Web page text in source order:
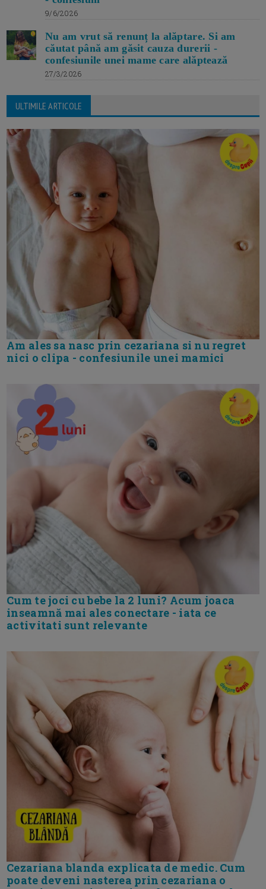
9/6/2026
Nu am vrut să renunț la alăptare. Si am
căutat până am găsit cauza durerii -
confesiunile unei mame care alăptează
27/3/2026
ULTIMILE ARTICOLE
Am ales sa nasc prin cezariana si nu regret
nici o clipa - confesiunile unei mamici
Cum te joci cu bebe la 2 luni? Acum joaca
inseamnă mai ales conectare - iata ce
activitati sunt relevante
Cezariana blanda explicata de medic. Cum
poate deveni nasterea prin cezariana o